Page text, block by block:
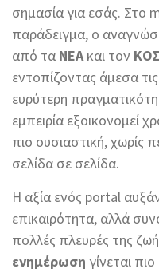
σημασία για εσάς. Στο
παράδειγμα, ο
από τα ΝΕΑκαι τον
εντοπίζοντας άμεσα
ευρύτερη
εμπειρία εξοικονομεί
πιο ουσιαστική, χωρίς
σελίδα σε σελίδα.
Η αξία ενός portal
επικαιρότητα, αλλά
πολλές πλευρές της
ενημέρωση γίνεται